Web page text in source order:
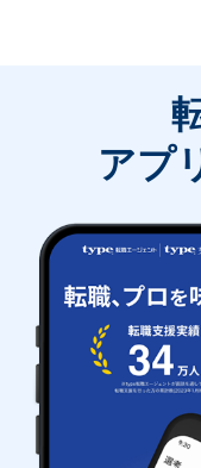
アプ